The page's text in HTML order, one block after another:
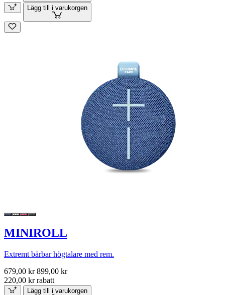
Lägg till i varukorgen
MINIROLL
Extremt bärbar högtalare med rem.
679,00 kr 899,00 kr
220,00 kr rabatt
Lägg till i varukorgen